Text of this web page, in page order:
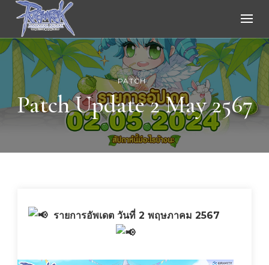
Ragnarok Online
PATCH
Patch Update 2 May 2567
รายการอัพเดต วันที่ 2 พฤษภาคม 2567